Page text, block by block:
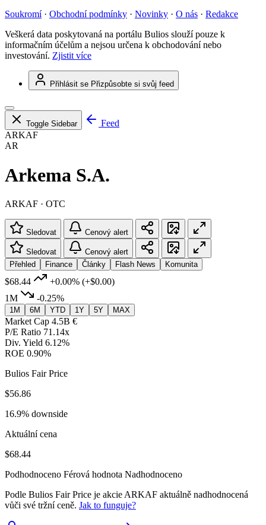
Soukromí · Obchodní podmínky · Novinky · O nás · Redakce
Veškerá data poskytovaná na portálu Bulios slouží pouze k
informačním účelům a nejsou určena k obchodování nebo
investování. Zjistit více
Přihlásit se Přizpůsobte si svůj feed
Toggle Sidebar
Feed
ARKAF
AR
Arkema S.A.
ARKAF · OTC
Sledovat Cenový alert
Sledovat
Cenový alert
Přehled
Finance Články Flash News Komunita
$68.44 +0.00% (+$0.00)
1M
-0.25%
1M 6M YTD 1Y 5Y MAX
Market Cap 4.5B €
P/E Ratio 71.14x
Div. Yield 6.12%
ROE 0.90%
Bulios Fair Price
$56.86
16.9% downside
Aktuální cena
$68.44
Podhodnoceno Férová hodnota Nadhodnoceno
Podle Bulios Fair Price je akcie ARKAF aktuálně nadhodnocená
vůči své tržní ceně. Jak to funguje?